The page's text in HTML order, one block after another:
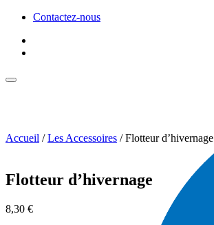
Contactez-nous
Accueil /Les Accessoires / Flotteur d’hivernage
Flotteur d’hivernage
8,30 €